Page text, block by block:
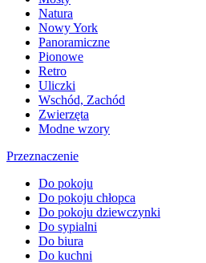
Natura
Nowy York
Panoramiczne
Pionowe
Retro
Uliczki
Wschód, Zachód
Zwierzęta
Modne wzory
Przeznaczenie
Do pokoju
Do pokoju chłopca
Do pokoju dziewczynki
Do sypialni
Do biura
Do kuchni